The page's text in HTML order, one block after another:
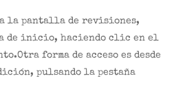
a la pantalla de revisiones,
de inicio, haciendo clic en el
forma de acceso es desde
pulsando la pestaña